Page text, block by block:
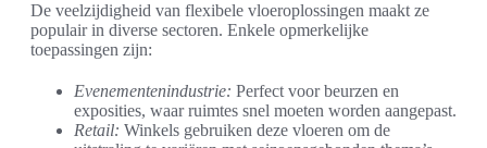
De veelzijdigheid van flexibele vloeroplossingen maakt ze
populair in diverse sectoren. Enkele opmerkelijke
toepassingen zijn:
Evenementenindustrie: Perfect voor beurzen en
exposities, waar ruimtes snel moeten worden aangepast.
Retail: Winkels gebruiken deze vloeren om de